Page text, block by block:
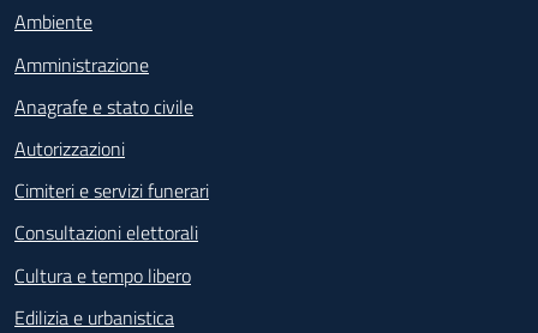
Ambiente
Amministrazione
Anagrafe e stato civile
Autorizzazioni
Cimiteri e servizi funerari
Consultazioni elettorali
Cultura e tempo libero
Edilizia e urbanistica